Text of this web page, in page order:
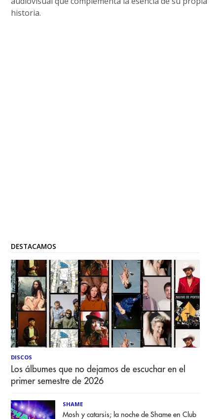
historia.
DESTACAMOS
DISCOS
Los álbumes que no dejamos de escuchar en el
primer semestre de 2026
SHAME
Mosh y catarsis; la noche de Shame en Club